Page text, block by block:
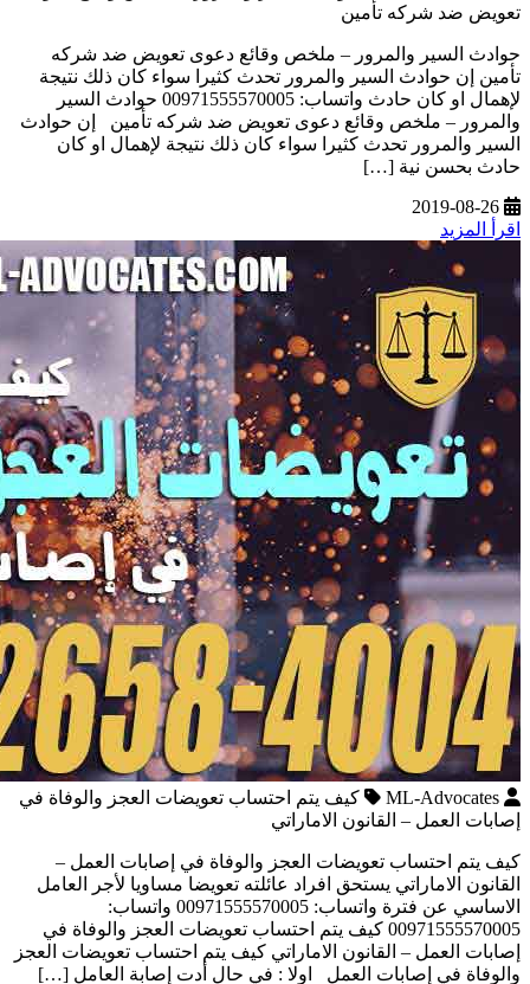
تعويض ضد شركه تأمين
حوادث السير والمرور – ملخص وقائع دعوى تعويض ضد شركه
تأمين إن حوادث السير والمرور تحدث كثيرا سواء كان ذلك نتيجة
لإهمال او كان حادث واتساب: 00971555570005 حوادث السير
والمرور – ملخص وقائع دعوى تعويض ضد شركه تأمين إن حوادث
السير والمرور تحدث كثيرا سواء كان ذلك نتيجة لإهمال او كان
حادث بحسن نية […]
2019-08-26
اقرأ المزيد
ML-Advocates
كيف يتم احتساب تعويضات العجز والوفاة في
إصابات العمل – القانون الاماراتي
كيف يتم احتساب تعويضات العجز والوفاة في إصابات العمل –
القانون الاماراتي يستحق افراد عائلته تعويضا مساويا لأجر العامل
الاساسي عن فترة واتساب: 00971555570005 واتساب:
00971555570005 كيف يتم احتساب تعويضات العجز والوفاة في
إصابات العمل – القانون الاماراتي كيف يتم احتساب تعويضات العجز
والوفاة في إصابات العمل اولا : في حال أدت إصابة العامل […]